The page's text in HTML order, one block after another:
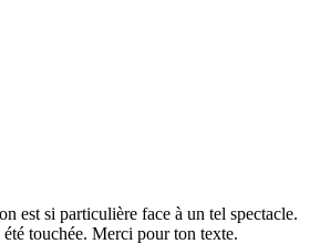
est si particulière face à un tel spectacle.
touchée. Merci pour ton texte.